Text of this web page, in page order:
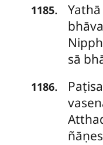
1185.
sā
1186.